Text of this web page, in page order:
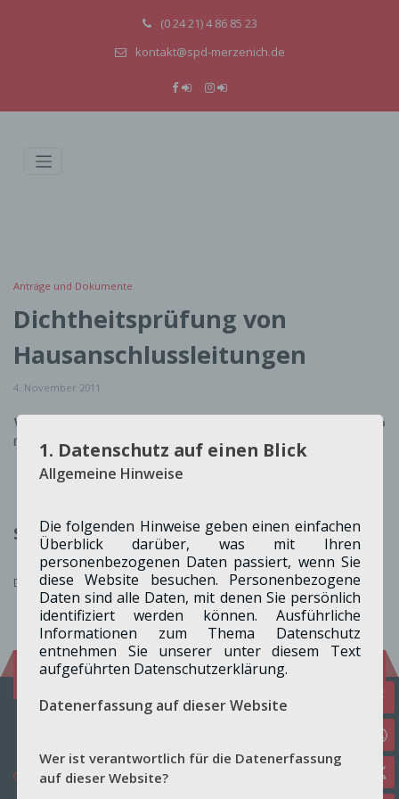
(0 24 21) 4 86 85 23
kontakt@spd-merzenich.de
Anträge und Dokumente
Dichtheitsprüfung von
Hausanschlussleitungen
4. November 2011
Weitere Infos finden Sie mit dem Klick auf die Überschrift und dem dann
folgenden link.
Schreibe einen Kommentar
Du musstangemeldetsein, um einen Kommentar abzugeben.
Folge uns auf: Facebook Instagram
Home
1. Datenschutz auf einen Blick
Allgemeine Hinweise
Die folgenden Hinweise geben einen einfachen
Überblick darüber, was mit Ihren
personenbezogenen Daten passiert, wenn Sie
diese Website besuchen. Personenbezogene
Daten sind alle Daten, mit denen Sie persönlich
identifiziert werden können. Ausführliche
Informationen zum Thema Datenschutz
entnehmen Sie unserer unter diesem Text
aufgeführten Datenschutzerklärung.
Datenerfassung auf dieser Website
Wer ist verantwortlich für die Datenerfassung
auf dieser Website?